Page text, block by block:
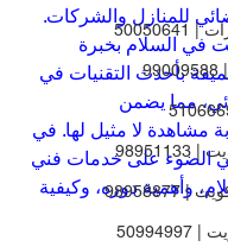
للمنازل والشركات.
في السلام بخبرة
بأحدث التقنيات في
مما يضمن
مشاهدة لا مثيل لها. في
الضوء على خدمات فني
وأهمية دوره، وكيفية